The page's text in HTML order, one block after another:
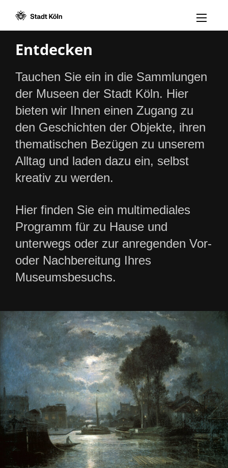
Menü
Entdecken
Tauchen Sie ein in die Sammlungen
der Museen der Stadt Köln. Hier
bieten wir Ihnen einen Zugang zu
den Geschichten der Objekte, ihren
thematischen Bezügen zu unserem
Alltag und laden dazu ein, selbst
kreativ zu werden.
Hier finden Sie ein multimediales
Programm für zu Hause und
unterwegs oder zur anregenden Vor-
oder Nachbereitung Ihres
Museumsbesuchs.